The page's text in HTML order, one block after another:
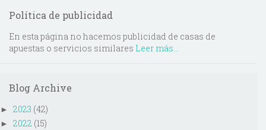
Política de publicidad
En esta página no hacemos publicidad de casas de
apuestas o servicios similares Leer más...
Blog Archive
► 2023 (42)
► 2022 (15)